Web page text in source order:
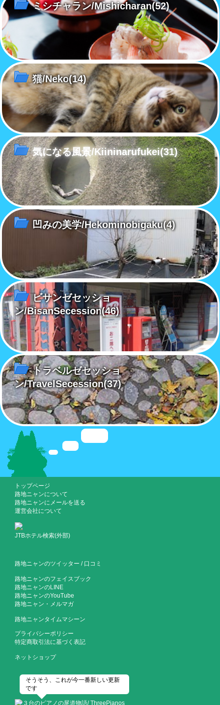
ミシチャラン/Mishicharan(52)
猫/Neko(14)
気になる風景/Kiininarufukei(31)
凹みの美学/Hekominobigaku(4)
ビサンゼセッショ
ン/BisanSecession(46)
トラベルゼセッショ
ン/TravelSecession(37)
トップページ
路地ニャンについて
路地ニャンにメールを送る
運営会社について
JTBホテル検索(外部)
路地ニャンのツイッター / 口コミ
路地ニャンのフェイスブック
路地ニャンのLINE
路地ニャンのYouTube
路地ニャン・メルマガ
路地ニャンタイムマシーン
プライバシーポリシー
特定商取引法に基づく表記
ネットショップ
そうそう、これが今一番新しい更新
です